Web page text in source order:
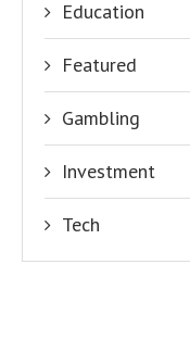
Education
Featured
Gambling
Investment
Tech